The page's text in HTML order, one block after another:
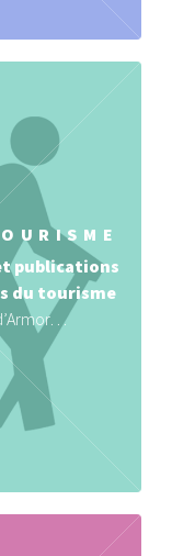
publications
du tourisme